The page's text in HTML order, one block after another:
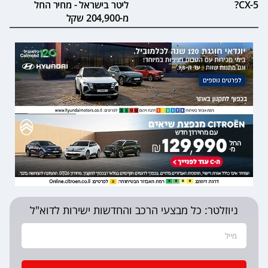
CX-5?
ליטר בישראל - מחיר החל
מ-204,900 שקל
ניוזלטר: כל מבצעי הרכב והחדשות ישירות לדוא"ל